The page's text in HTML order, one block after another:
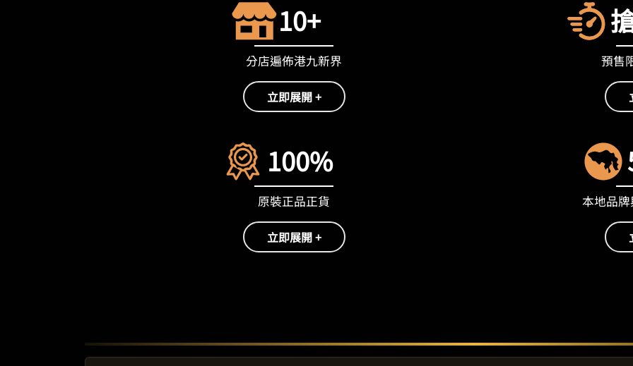
10+
分店遍佈港九新界
立即展開 +
預售
100%
原裝正品正貨
立即展開 +
本地品